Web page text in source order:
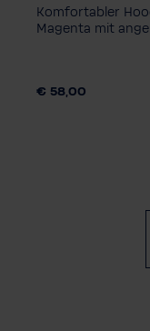
Komfortabler
Magenta mit
€ 58,00